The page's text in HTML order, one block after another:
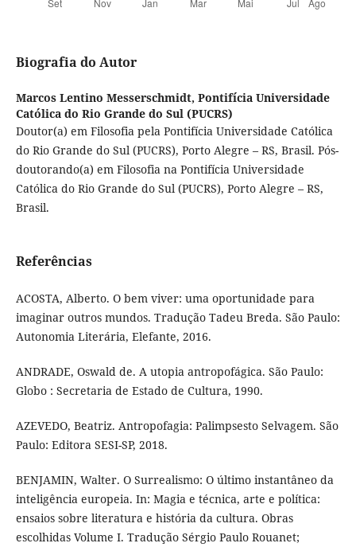
Biografia do Autor
Marcos Lentino Messerschmidt, Pontifícia Universidade
Católica do Rio Grande do Sul (PUCRS)
Doutor(a) em Filosofia pela Pontifícia Universidade Católica
do Rio Grande do Sul (PUCRS), Porto Alegre – RS, Brasil. Pós-
doutorando(a) em Filosofia na Pontifícia Universidade
Católica do Rio Grande do Sul (PUCRS), Porto Alegre – RS,
Brasil.
Referências
ACOSTA, Alberto. O bem viver: uma oportunidade para
imaginar outros mundos. Tradução Tadeu Breda. São Paulo:
Autonomia Literária, Elefante, 2016.
ANDRADE, Oswald de. A utopia antropofágica. São Paulo:
Globo : Secretaria de Estado de Cultura, 1990.
AZEVEDO, Beatriz. Antropofagia: Palimpsesto Selvagem. São
Paulo: Editora SESI-SP, 2018.
BENJAMIN, Walter. O Surrealismo: O último instantâneo da
inteligência europeia. In: Magia e técnica, arte e política:
ensaios sobre literatura e história da cultura. Obras
escolhidas Volume I. Tradução Sérgio Paulo Rouanet;